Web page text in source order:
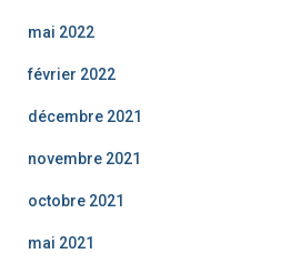
mai 2022
février 2022
décembre 2021
novembre 2021
octobre 2021
mai 2021